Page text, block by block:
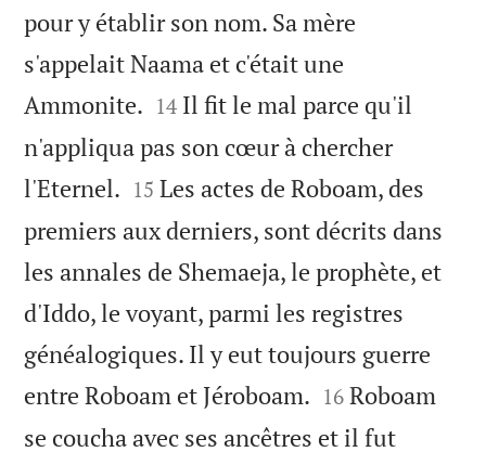
pour y établir son nom. Sa mère
s'appelait Naama et c'était une
Ammonite. 

14 Il fit le mal parce qu'il
n'appliqua pas son cœur à chercher
l'Eternel. 

15 Les actes de Roboam, des
premiers aux derniers, sont décrits dans
les annales de Shemaeja, le prophète, et
d'Iddo, le voyant, parmi les registres
généalogiques. Il y eut toujours guerre
entre Roboam et Jéroboam. 

16 Roboam
se coucha avec ses ancêtres et il fut